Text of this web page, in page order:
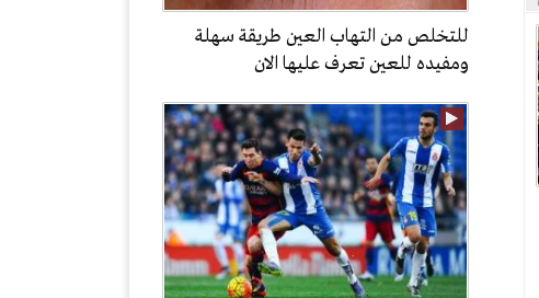
للتخلص من التهاب العين طريقة سهلة
ومفيده للعين تعرف عليها الان